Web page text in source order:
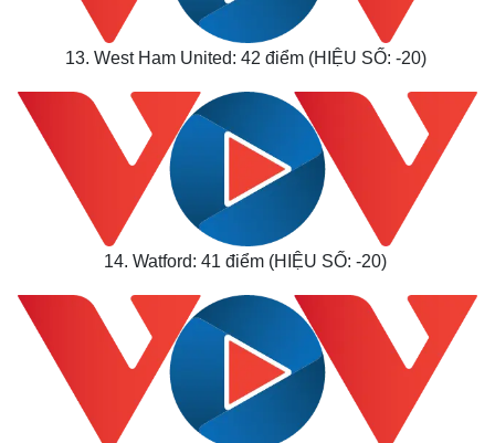
Kinh tế
Bất động sản
Khởi nghiệp
Thị trường
Giá vàng
Tiêu dùng
Tỷ giá
Chứng khoán
Giá cà phê
13. West Ham United: 42 điểm (HIỆU SỐ: -20)
14. Watford: 41 điểm (HIỆU SỐ: -20)